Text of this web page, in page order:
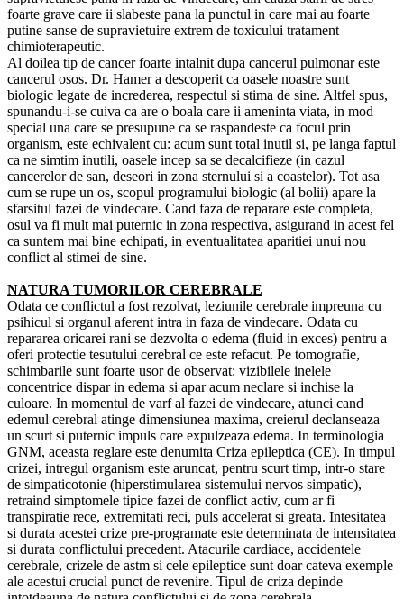
foarte grave care ii slabeste pana la punctul in care mai au foarte
putine sanse de supravietuire extrem de toxicului tratament
chimioterapeutic.
Al doilea tip de cancer foarte intalnit dupa cancerul pulmonar este
cancerul osos. Dr. Hamer a descoperit ca oasele noastre sunt
biologic legate de increderea, respectul si stima de sine. Altfel spus,
spunandu-i-se cuiva ca are o boala care ii ameninta viata, in mod
special una care se presupune ca se raspandeste ca focul prin
organism, este echivalent cu: acum sunt total inutil si, pe langa faptul
ca ne simtim inutili, oasele incep sa se decalcifieze (in cazul
cancerelor de san, deseori in zona sternului si a coastelor). Tot asa
cum se rupe un os, scopul programului biologic (al bolii) apare la
sfarsitul fazei de vindecare. Cand faza de reparare este completa,
osul va fi mult mai puternic in zona respectiva, asigurand in acest fel
ca suntem mai bine echipati, in eventualitatea aparitiei unui nou
conflict al stimei de sine.
NATURA TUMORILOR CEREBRALE
Odata ce conflictul a fost rezolvat, leziunile cerebrale impreuna cu
psihicul si organul aferent intra in faza de vindecare. Odata cu
repararea oricarei rani se dezvolta o edema (fluid in exces) pentru a
oferi protectie tesutului cerebral ce este refacut. Pe tomografie,
schimbarile sunt foarte usor de observat: vizibilele inelele
concentrice dispar in edema si apar acum neclare si inchise la
culoare. In momentul de varf al fazei de vindecare, atunci cand
edemul cerebral atinge dimensiunea maxima, creierul declanseaza
un scurt si puternic impuls care expulzeaza edema. In terminologia
GNM, aceasta reglare este denumita Criza epileptica (CE). In timpul
crizei, intregul organism este aruncat, pentru scurt timp, intr-o stare
de simpaticotonie (hiperstimularea sistemului nervos simpatic),
retraind simptomele tipice fazei de conflict activ, cum ar fi
transpiratie rece, extremitati reci, puls accelerat si greata. Intesitatea
si durata acestei crize pre-programate este determinata de intensitatea
si durata conflictului precedent. Atacurile cardiace, accidentele
cerebrale, crizele de astm si cele epileptice sunt doar cateva exemple
ale acestui crucial punct de revenire. Tipul de criza depinde